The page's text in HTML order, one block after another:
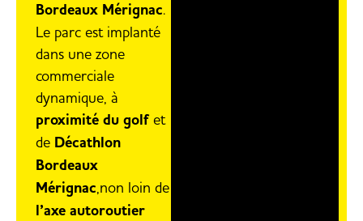
Bordeaux Mérignac.
Le parc est implanté
dans une zone
commerciale
dynamique, à
proximité du golfet
de Décathlon
Bordeaux
Mérignac ,non loin de
l’axe autoroutier